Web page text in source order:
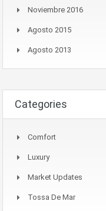
Noviembre 2016
Agosto 2015
Agosto 2013
Categories
Comfort
Luxury
Market Updates
Tossa De Mar